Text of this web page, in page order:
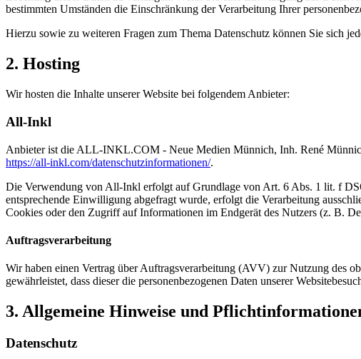
bestimmten Umständen die Einschränkung der Verarbeitung Ihrer
Hierzu sowie zu weiteren Fragen zum Thema Datenschutz können Sie sich
2. Hosting
Wir hosten die Inhalte unserer Website bei folgendem Anbieter:
All-Inkl
Anbieter ist die ALL-INKL.COM - Neue Medien Münnich, Inh. René
https://all-inkl.com/datenschutzinformationen/.
Die Verwendung von All-Inkl erfolgt auf Grundlage von Art. 6 Abs. 1 lit. f
entsprechende Einwilligung abgefragt wurde, erfolgt die Verarbeitung
Cookies oder den Zugriff auf Informationen im Endgerät des Nutzers (z. B.
Auftragsverarbeitung
Wir haben einen Vertrag über Auftragsverarbeitung (AVV) zur Nutzung des
gewährleistet, dass dieser die personenbezogenen Daten unserer
3. Allgemeine Hinweise und
Datenschutz